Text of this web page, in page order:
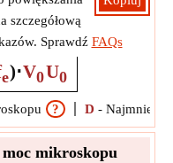
szczegółową
Sprawdź FAQs
e)⋅V0U0
? D -
moc mikroskopu